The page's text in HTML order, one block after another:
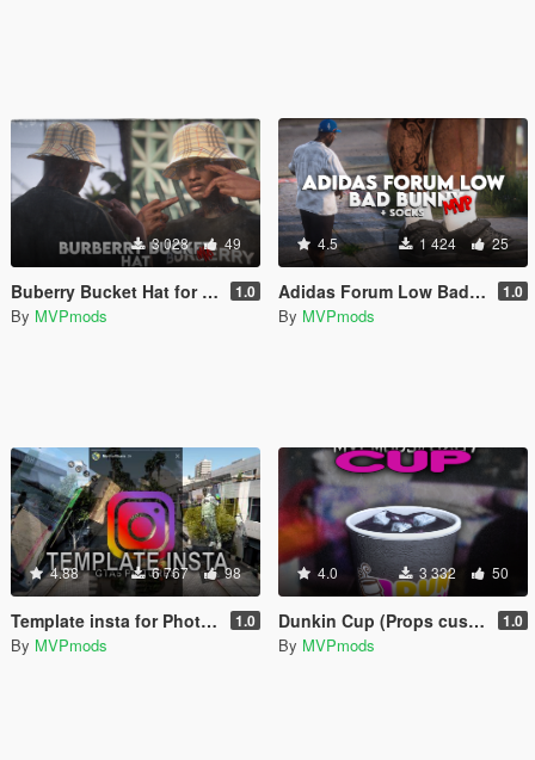
3 028 49
Buberry Bucket Hat for MP Female 1.0
By MVPmods
4.5 1 424 25
Adidas Forum Low Bad Bunny 1.0
By MVPmods
4.88 6 767 98
Template insta for PhotoShop 1.0
By MVPmods
4.0 3 332 50
Dunkin Cup (Props custom) 1.0
By MVPmods